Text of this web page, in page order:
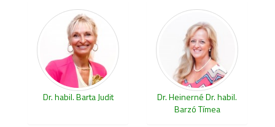
Dr. habil. Barta Judit
Dr. Heinerné Dr. habil.
Barzó Tímea